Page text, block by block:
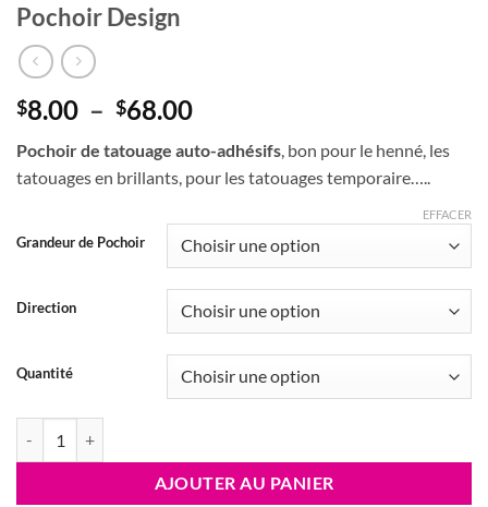
Pochoir Design
$8.00 – $68.00Plage
prix :
$8.00
$68.00
Pochoir de tatouage auto-adhésifs , bon pour le henné, les
tatouages en brillants, pour les tatouages temporaire…..
Grandeur de Pochoir
Direction
Quantité
EFFACER
AJOUTER AU PANIER